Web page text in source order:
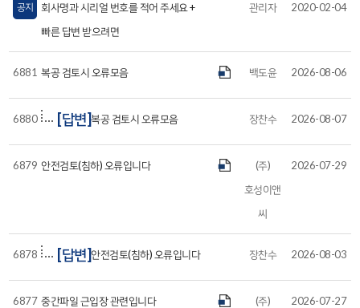
공지
회사명과 시리얼 번호를 적어 주세요 +
빠른 답변 받으려면
관리자 2020-02-04
6881 복공 검토시 오류모음 백도윤 2026-08-06
6880 [답변]복공 검토시 오류모음 장찬수 2026-08-07
6879 안전검토(침하) 오류입니다
(주)
호성이앤
씨
2026-07-29
6878 [답변]안전검토(침하) 오류입니다 장찬수 2026-08-03
6877 중간파일 근입장 관련입니다
(주)
2026-07-27